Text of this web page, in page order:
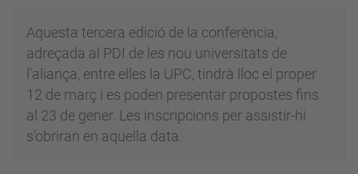
Aquesta tercera edició de la conferència,
adreçada al PDI de les nou universitats de
l’aliança, entre elles la UPC, tindrà lloc el proper
12 de març i es poden presentar propostes fins
al 23 de gener. Les inscripcions per assistir-hi
s’obriran en aquella data.